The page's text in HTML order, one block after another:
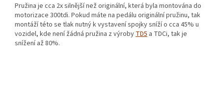
Pružina je cca 2x silnější než originální, která byla montována do
motorizace 300tdi. Pokud máte na pedálu originální pružinu, tak
montáží této se tlak nutný k vystavení spojky sníží o cca 45% u
vozidel, kde není žádná pružina z výroby TD5 a TDCi, tak je
snížení až 80%.